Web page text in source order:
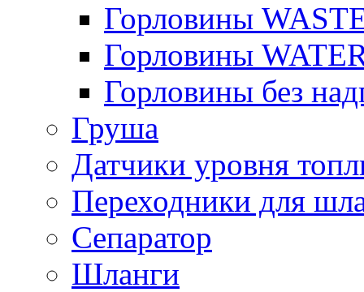
Горловины
Горловины
Горловины без
Груша
Датчики уровня
Переходники для
Сепаратор
Шланги